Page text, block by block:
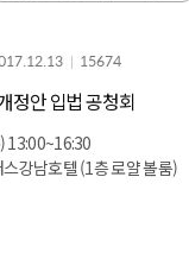
15674
정안 입법 공청회
13:00~16:30
강남호텔 (1층 로얄 볼룸)